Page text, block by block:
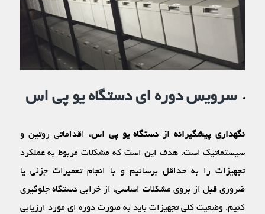
سرویس‏ دوره ‏ای دستگاه یو پی اس
نگهداری پیشگیرانه از دستگاه‏ یو پی اس، اقداماتی روتین و
سیستماتیک است. هدف این است که مشکلات مربوط به عملکرد
تجهیزات را به حداقل برسانیم و با انجام تعمیرات جزئی یا
ضروری قبل از بروی مشکلات اساسی، از خرابی دستگاه جلوگیری
کنیم. وضعیت کلی تجهیزات باید به صورت دوره ‏ای مورد ارزیابی